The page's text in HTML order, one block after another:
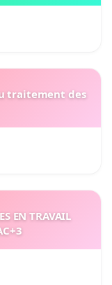
traitement des
EN TRAVAIL